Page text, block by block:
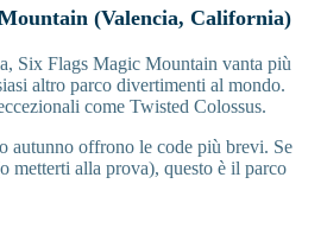
(Valencia, California)
Six Flags Magic Mountain vanta più
altro parco divertimenti al mondo.
come Twisted Colossus.
autunno offrono le code più brevi. Se
metterti alla prova), questo è il parco